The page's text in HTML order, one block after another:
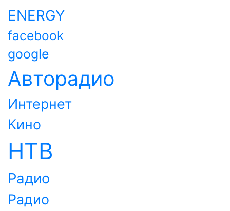
ENERGY
facebook
google
Авторадио
Интернет
Кино
НТВ
Радио
Радио